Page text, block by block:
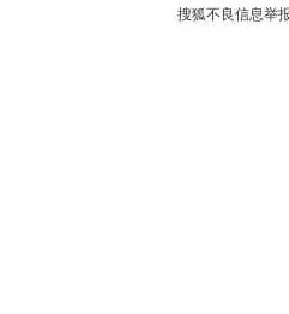
搜狐不良信息举